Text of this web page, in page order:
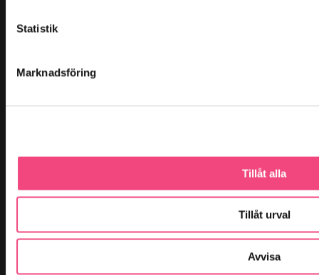
Statistik
Marknadsföring
Tillåt alla
Tillåt urval
Avvisa
Om oss
Kontakt
Kundservice
Support
Reklamation